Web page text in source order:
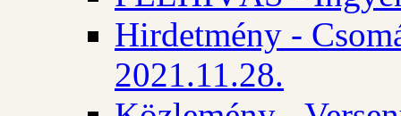
Hirdetmény -
2021.11.28.